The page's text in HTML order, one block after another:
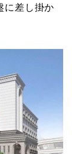
に差し掛か